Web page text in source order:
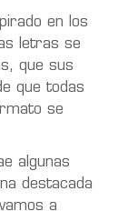
en los
letras se
que sus
que todas
se
algunas
destacada
a